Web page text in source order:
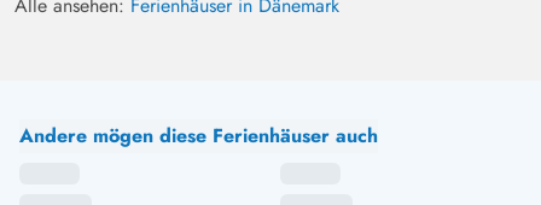
Alle ansehen: Ferienhäuser in Dänemark
Andere mögen diese Ferienhäuser auch